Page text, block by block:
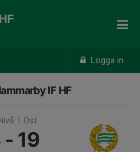
Logga in
IF HF
1 Öst
- 19